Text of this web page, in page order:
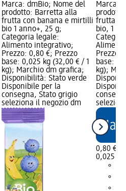
Marca: dmBio; Nome del
prodotto: Barretta alla
frutta con banana e mirtilli
bio 1 anno+, 25 g;
Categoria legale:
Alimento integrativo;
Prezzo: 0,80 €; Prezzo
base: 0,025 kg (32,00 € / 1
kg); Marchio dm grafica;
Disponibilità: Stato verde
Disponibile per la
consegna, Stato grigio
seleziona il negozio dm
Marca:
frutta
bio, 1
Prezzo:
base:
kg);
0,80 €
0,025 kg